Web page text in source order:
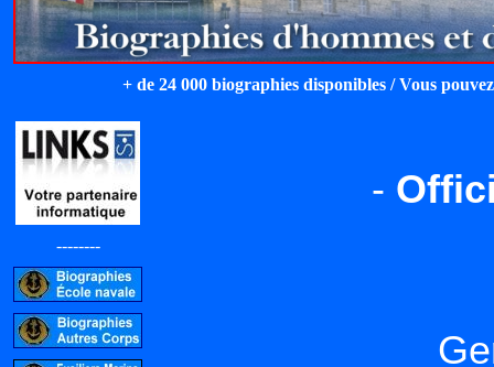
+ de 24 000 biographies disponibles / Vous
--------
-